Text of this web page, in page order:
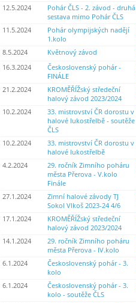
12.5.2024
Pohár ČLS - 2. závod - druhá
sestava mimo Pohár ČLS
11.5.2024
Pohár olympijských nadějí
1.kolo
8.5.2024 Květnový závod
16.3.2024
Československý pohár -
FINÁLE
21.2.2024
KROMĚŘÍŽský středeční
halový závod 2023/2024
10.2.2024
33. mistrovství ČR dorostu v
halové lukostřelbě - soutěže
ČLS
10.2.2024
33. mistrovství ČR dorostu v
halové lukostřelbě
4.2.2024
29. ročník Zimního poháru
města Přerova - V.kolo
Finále
27.1.2024
Zimní halové závody TJ
Sokol Vlkoš 2023-24 4/6
17.1.2024
KROMĚŘÍŽský středeční
halový závod 2023/2024
14.1.2024
29. ročník Zimního poháru
města Přerova - IV.kolo
6.1.2024
Československý pohár - 3.
kolo
6.1.2024
Československý pohár - 3.
kolo - soutěže ČLS